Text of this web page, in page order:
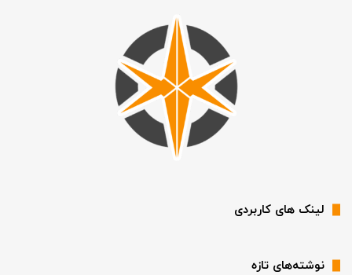
لینک های کاربردی
نوشته‌های تازه